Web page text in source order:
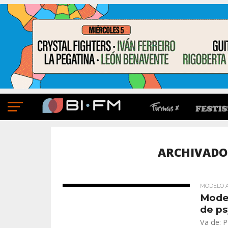
MODELO
de
Va de: